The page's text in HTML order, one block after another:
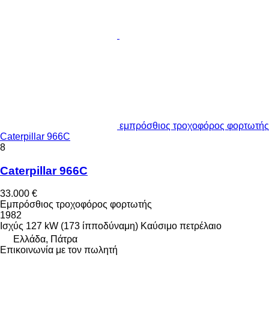
εμπρόσθιος τροχοφόρος φορτωτής
Caterpillar 966C
8
Caterpillar 966C
33.000 €
Εμπρόσθιος τροχοφόρος φορτωτής
1982
Ισχύς 127 kW (173 ίπποδύναμη) Καύσιμο πετρέλαιο
Ελλάδα, Πάτρα
Επικοινωνία με τον πωλητή